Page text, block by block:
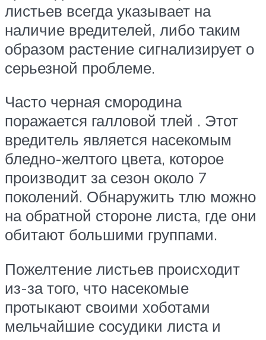
листьев всегда указывает на
наличие вредителей, либо таким
образом растение сигнализирует о
серьезной проблеме.
Часто черная смородина
поражается галловой тлей . Этот
вредитель является насекомым
бледно-желтого цвета, которое
производит за сезон около 7
поколений. Обнаружить тлю можно
на обратной стороне листа, где они
обитают большими группами.
Пожелтение листьев происходит
из-за того, что насекомые
протыкают своими хоботами
мельчайшие сосудики листа и